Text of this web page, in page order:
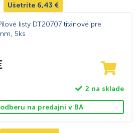
Ušetríte 6,43 €
listy DT20707 titánové pre
5ks
2 na sklade
na predajni v BA